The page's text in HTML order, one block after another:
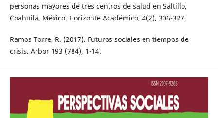
personas mayores de tres centros de salud en Saltillo,
Coahuila, México. Horizonte Académico, 4(2), 306-327.
Ramos Torre, R. (2017). Futuros sociales en tiempos de
crisis. Arbor 193 (784), 1-14.